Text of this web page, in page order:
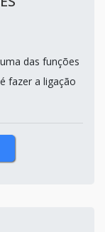
das funções
fazer a ligação